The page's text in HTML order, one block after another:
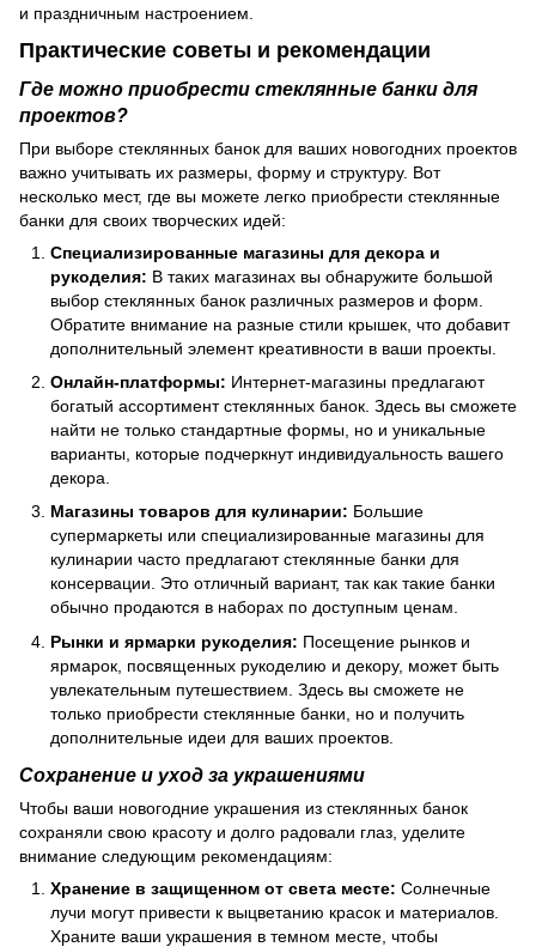
и праздничным настроением.
Практические советы и рекомендации
Где можно приобрести стеклянные банки для
проектов?
При выборе стеклянных банок для ваших новогодних проектов
важно учитывать их размеры, форму и структуру. Вот
несколько мест, где вы можете легко приобрести стеклянные
банки для своих творческих идей:
Специализированные магазины для декора и
рукоделия: В таких магазинах вы обнаружите большой
выбор стеклянных банок различных размеров и форм.
Обратите внимание на разные стили крышек, что добавит
дополнительный элемент креативности в ваши проекты.
Онлайн-платформы: Интернет-магазины предлагают
богатый ассортимент стеклянных банок. Здесь вы сможете
найти не только стандартные формы, но и уникальные
варианты, которые подчеркнут индивидуальность вашего
декора.
Магазины товаров для кулинарии: Большие
супермаркеты или специализированные магазины для
кулинарии часто предлагают стеклянные банки для
консервации. Это отличный вариант, так как такие банки
обычно продаются в наборах по доступным ценам.
Рынки и ярмарки рукоделия: Посещение рынков и
ярмарок, посвященных рукоделию и декору, может быть
увлекательным путешествием. Здесь вы сможете не
только приобрести стеклянные банки, но и получить
дополнительные идеи для ваших проектов.
Сохранение и уход за украшениями
Чтобы ваши новогодние украшения из стеклянных банок
сохраняли свою красоту и долго радовали глаз, уделите
внимание следующим рекомендациям:
Хранение в защищенном от света месте: Солнечные
лучи могут привести к выцветанию красок и материалов.
Храните ваши украшения в темном месте, чтобы